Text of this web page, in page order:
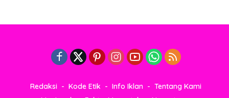
Redaksi Kode Etik Info Iklan
Tentang Kami